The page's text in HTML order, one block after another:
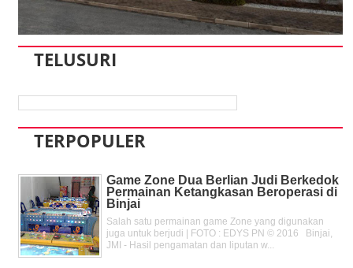
TELUSURI
TERPOPULER
Game Zone Dua Berlian Judi Berkedok
Permainan Ketangkasan Beroperasi di
Binjai
Salah satu permainan game Zone yang digunakan
juga untuk berjudi | FOTO : EDYS PN © 2016 Binjai,
JMI - Hasil pengamatan dan liputan w...